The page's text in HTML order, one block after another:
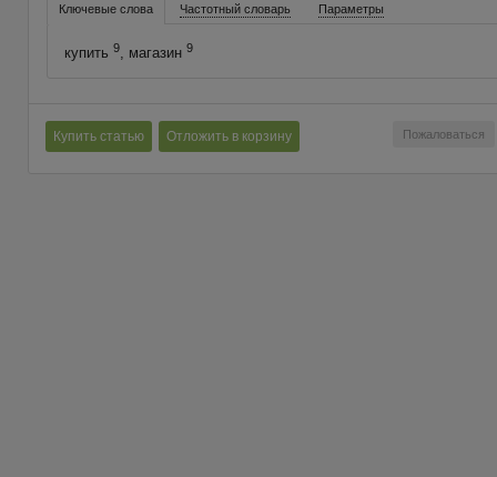
Ключевые слова Частотный словарь Параметры
купить 9, магазин 9
Пожаловаться
Купить статью Отложить в корзину